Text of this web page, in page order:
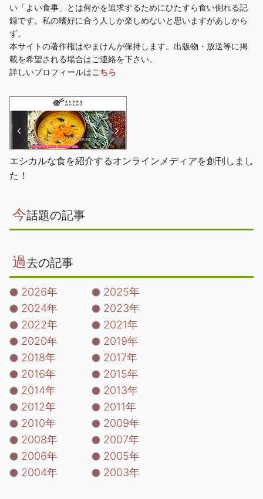
い「よい食事」とは何かを追求するためにひたすら食い倒れる記
録です。私の嗜好に合う人しか楽しめないと思いますがあしから
ず。
本サイトの著作権はやまけんが保持します。出版物・放送等に掲
載を希望される場合はご連絡を下さい。
詳しいプロフィールはこちら
エシカルな食を紹介するオンラインメディアを創刊しまし
た！
今話題の記事
過去の記事
2026年
2025年
2024年
2023年
2022年
2021年
2020年
2019年
2018年
2017年
2016年
2015年
2014年
2013年
2012年
2011年
2010年
2009年
2008年
2007年
2006年
2005年
2004年
2003年